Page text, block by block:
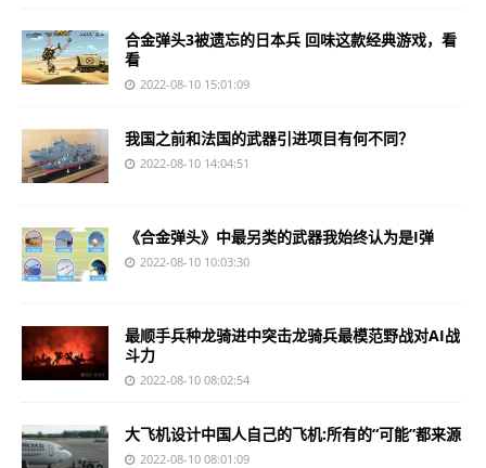
合金弹头3被遗忘的日本兵 回味这款经典游戏，看
看
2022-08-10 15:01:09
我国之前和法国的武器引进项目有何不同？
2022-08-10 14:04:51
《合金弹头》中最另类的武器我始终认为是I弹
2022-08-10 10:03:30
最顺手兵种龙骑进中突击龙骑兵最模范野战对AI战
斗力
2022-08-10 08:02:54
大飞机设计中国人自己的飞机:所有的“可能”都来源
2022-08-10 08:01:09